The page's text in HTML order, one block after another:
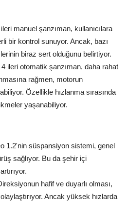
manuel şanzıman, kullanıcılara
bir kontrol sunuyor. Ancak, bazı
biraz sert olduğunu belirtiyor.
4 ileri otomatik şanzıman, daha rahat
rağmen, motorun
Özellikle hızlanma sırasında
yaşanabiliyor.
1.2'nin süspansiyon sistemi, genel
sağlıyor. Bu da şehir içi
hafif ve duyarlı olması,
Ancak yüksek hızlarda